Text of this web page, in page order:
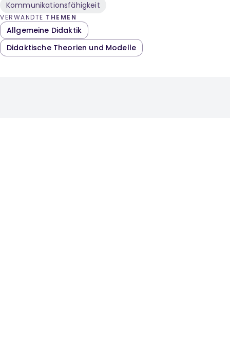
Kommunikationsfähigkeit
VERWANDTE THEMEN
Allgemeine Didaktik
Didaktische Theorien und Modelle